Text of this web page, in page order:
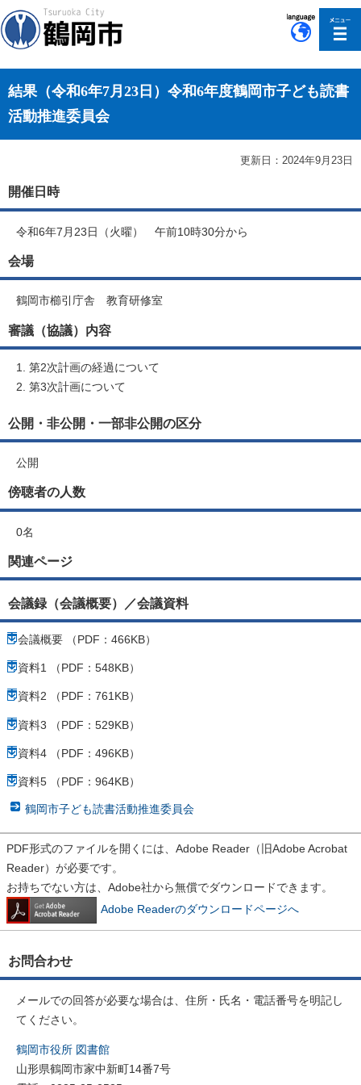
結果（令和6年7月23日）令和6年度鶴岡市子ども読書
活動推進委員会
更新日：2024年9月23日
開催日時
令和6年7月23日（火曜） 午前10時30分から
会場
鶴岡市櫛引庁舎 教育研修室
審議（協議）内容
第2次計画の経過について
第3次計画について
公開・非公開・一部非公開の区分
公開
傍聴者の人数
0名
関連ページ
会議録（会議概要）／会議資料
会議概要 （PDF：466KB）
資料1 （PDF：548KB）
資料2 （PDF：761KB）
資料3 （PDF：529KB）
資料4 （PDF：496KB）
資料5 （PDF：964KB）
鶴岡市子ども読書活動推進委員会
PDF形式のファイルを開くには、Adobe Reader（旧Adobe Acrobat
Reader）が必要です。
お持ちでない方は、Adobe社から無償でダウンロードできます。
Adobe Readerのダウンロードページへ
お問合わせ
メールでの回答が必要な場合は、住所・氏名・電話番号を明記し
てください。
鶴岡市役所 図書館
山形県鶴岡市家中新町14番7号